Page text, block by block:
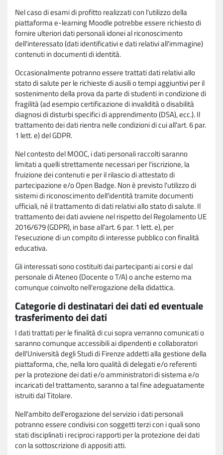
Nel caso di esami di profitto realizzati con l'utilizzo della
piattaforma e-learning Moodle potrebbe essere richiesto di
fornire ulteriori dati personali idonei al riconoscimento
dell'interessato (dati identificativi e dati relativi all'immagine)
contenuti in documenti di identità.
Occasionalmente potranno essere trattati dati relativi allo
stato di salute per le richieste di ausili o tempi aggiuntivi per il
sostenimento della prova da parte di studenti in condizione di
fragilità (ad esempio certificazione di invalidità o disabilità
diagnosi di disturbi specifici di apprendimento (DSA), ecc.). Il
trattamento dei dati rientra nelle condizioni di cui all'art. 6 par.
1 lett. e) del GDPR.
Nel contesto del MOOC, i dati personali raccolti saranno
limitati a quelli strettamente necessari per l'iscrizione, la
fruizione dei contenuti e per il rilascio di attestato di
partecipazione e/o Open Badge. Non è previsto l'utilizzo di
sistemi di riconoscimento dell'identità tramite documenti
ufficiali, né il trattamento di dati relativi allo stato di salute. Il
trattamento dei dati avviene nel rispetto del Regolamento UE
2016/679 (GDPR), in base all'art. 6 par. 1 lett. e), per
l'esecuzione di un compito di interesse pubblico con finalità
educativa.
Gli interessati sono costituiti dai partecipanti ai corsi e dal
personale di Ateneo (Docente o T/A) o anche esterno ma
comunque coinvolto nell'erogazione della didattica.
Categorie di destinatari dei dati ed eventuale
trasferimento dei dati
I dati trattati per le finalità di cui sopra verranno comunicati o
saranno comunque accessibili ai dipendenti e collaboratori
dell'Università degli Studi di Firenze addetti alla gestione della
piattaforma, che, nella loro qualità di delegati e/o referenti
per la protezione dei dati e/o amministratori di sistema e/o
incaricati del trattamento, saranno a tal fine adeguatamente
istruiti dal Titolare.
Nell'ambito dell'erogazione del servizio i dati personali
potranno essere condivisi con soggetti terzi con i quali sono
stati disciplinati i reciproci rapporti per la protezione dei dati
con la sottoscrizione di appositi atti.